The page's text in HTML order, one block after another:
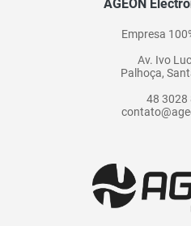
AGEON
Empresa
Av. Ivo
Palhoça,
48 3028